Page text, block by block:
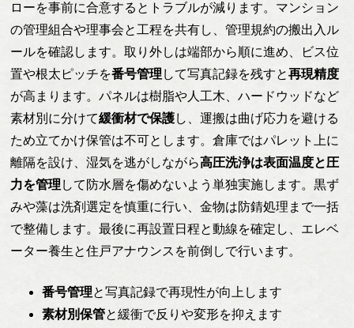
ローを事前に合意するとトラブルが減ります。マンション
の管理組合や理事会と工程を共有し、管理規約の搬出入ル
ールを確認します。取り外しは端部から順に進め、ビス位
置や根太ピッチを番号管理 して写真記録を残すと再現精度
が高まります。パネルは樹脂や人工木、ハードウッドなど
素材別に分けて緩衝材で保護し、運搬は曲げ応力を避ける
ため立てかけ保管は不可とします。倉庫ではパレット上に
離隔を設け、湿気を逃がしながら高圧洗浄は表面温度と圧
力を管理 して防水層を傷めないよう単独実施します。黒ず
みや藻は洗剤選定を慎重に行い、金物は防錆処理まで一括
で整備します。最後に再設置日程と動線を確定し、エレベ
ーター養生と住戸アナウンスを前倒しで行います。
番号管理と写真記録で再現性が向上します
素材別保管と緩衝で反りや変形を抑えます